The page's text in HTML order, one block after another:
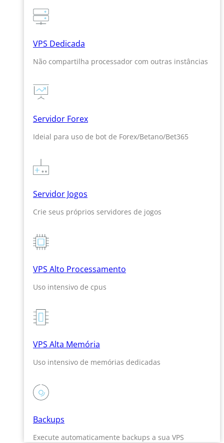
VPS Dedicada
Não compartilha processador com outras instâncias
Servidor Forex
Ideial para uso de bot de Forex/Betano/Bet365
Servidor Jogos
Crie seus próprios servidores de jogos
VPS Alto Processamento
Uso intensivo de cpus
VPS Alta Memória
Uso intensivo de memórias dedicadas
Backups
Execute automaticamente backups a sua VPS